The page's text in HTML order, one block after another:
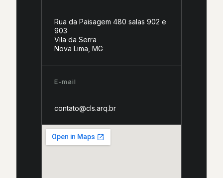
Rua da Paisagem 480 salas 902 e
903
Vila da Serra
Nova Lima, MG
E-mail
contato@cls.arq.br